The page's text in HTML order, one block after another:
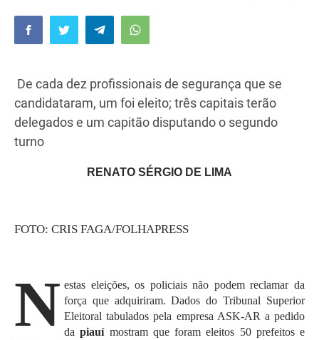
De cada dez profissionais de segurança que se
candidataram, um foi eleito; três capitais terão
delegados e um capitão disputando o segundo
turno
RENATO SÉRGIO DE LIMA
FOTO: CRIS FAGA/FOLHAPRESS
N estas eleições, os policiais não podem reclamar da
força que adquiriram. Dados do Tribunal Superior
Eleitoral tabulados pela empresa ASK-AR a pedido
dapiauímostram que foram eleitos 50 prefeitos e